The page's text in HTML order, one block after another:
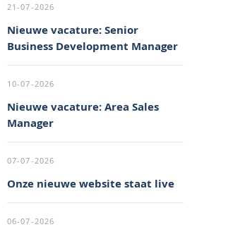
21-07-2026
Nieuwe vacature: Senior
Business Development Manager
10-07-2026
Nieuwe vacature: Area Sales
Manager
07-07-2026
Onze nieuwe website staat live
06-07-2026